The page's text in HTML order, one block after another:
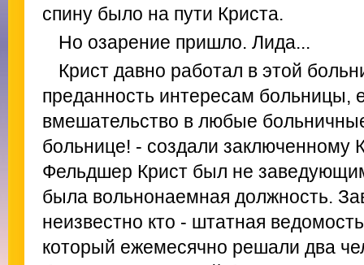
спину было на пути Криста.
Но озарение пришло. Лида...
Крист давно работал в этой
преданность интересам больницы,
вмешательство в любые
больнице! - создали заключенному
Фельдшер Крист был не
была вольнонаемная должность.
неизвестно кто - штатная
который ежемесячно решали два